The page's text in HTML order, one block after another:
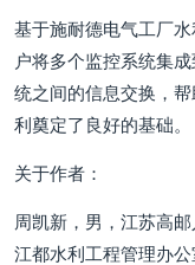
基于施耐德电气工厂
户将多个监控系统集
统之间的信息交换，
利奠定了良好的基础。
关于作者：
周凯新，男，江苏高
江都水利工程管理办公